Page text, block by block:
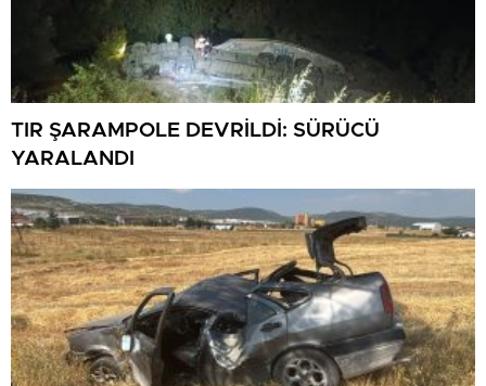
TIR ŞARAMPOLE DEVRİLDİ: SÜRÜCÜ
YARALANDI